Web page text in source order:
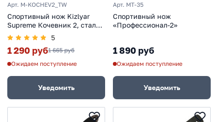
Арт. M-KOCHEV2_TW
Спортивный нож Kizlyar
Supreme Кочевник 2, сталь
420HC
5
1 290 руб1 665 руб
Ожидаем поступление
Уведомить
Арт. MT-35
Спортивный нож
«Профессионал-2»
1 890 руб
Ожидаем поступление
Уведомить